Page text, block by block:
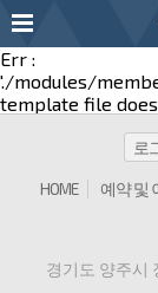
Err :
'./modules/
template file
로
HOME 예약 및
경기도 양주시